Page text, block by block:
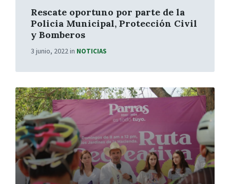
Rescate oportuno por parte de la
Policia Municipal, Protección Civil
y Bomberos
3 junio, 2022in NOTICIAS
More